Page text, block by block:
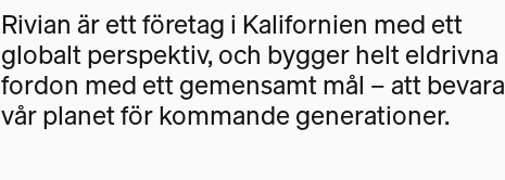
Rivian är ett företag i Kalifornien med ett
globalt perspektiv, och bygger helt eldrivna
fordon med ett gemensamt mål – att bevara
vår planet för kommande generationer.